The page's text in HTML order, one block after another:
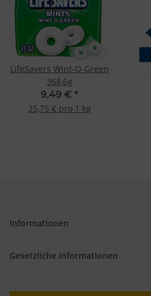
LifeSavers Wint-O-Green
368,6g
9,49 € *
25,75 € pro 1 kg
Informationen
Gesetzliche Informationen